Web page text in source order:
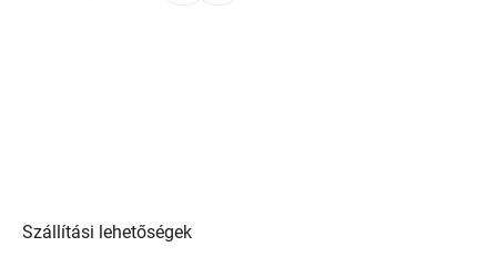
Szállítási lehetőségek